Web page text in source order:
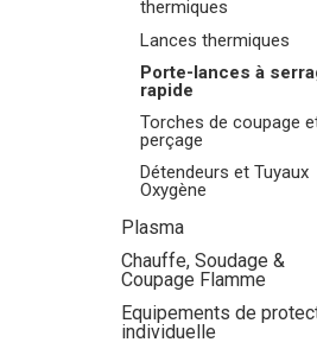
thermiques
Lances thermiques
Porte-lances à
rapide
Torches de coupage
perçage
Détendeurs et Tuyaux
Oxygène
Plasma
Chauffe, Soudage &
Coupage Flamme
Equipements de
individuelle